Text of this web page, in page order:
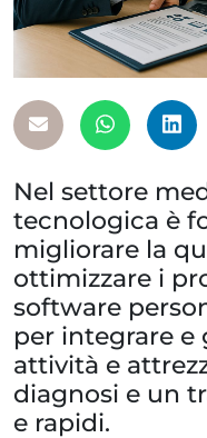
Nel settore
tecnologica è
migliorare la
ottimizzare i
software
per integrare e
attività e
diagnosi e un
e rapidi.